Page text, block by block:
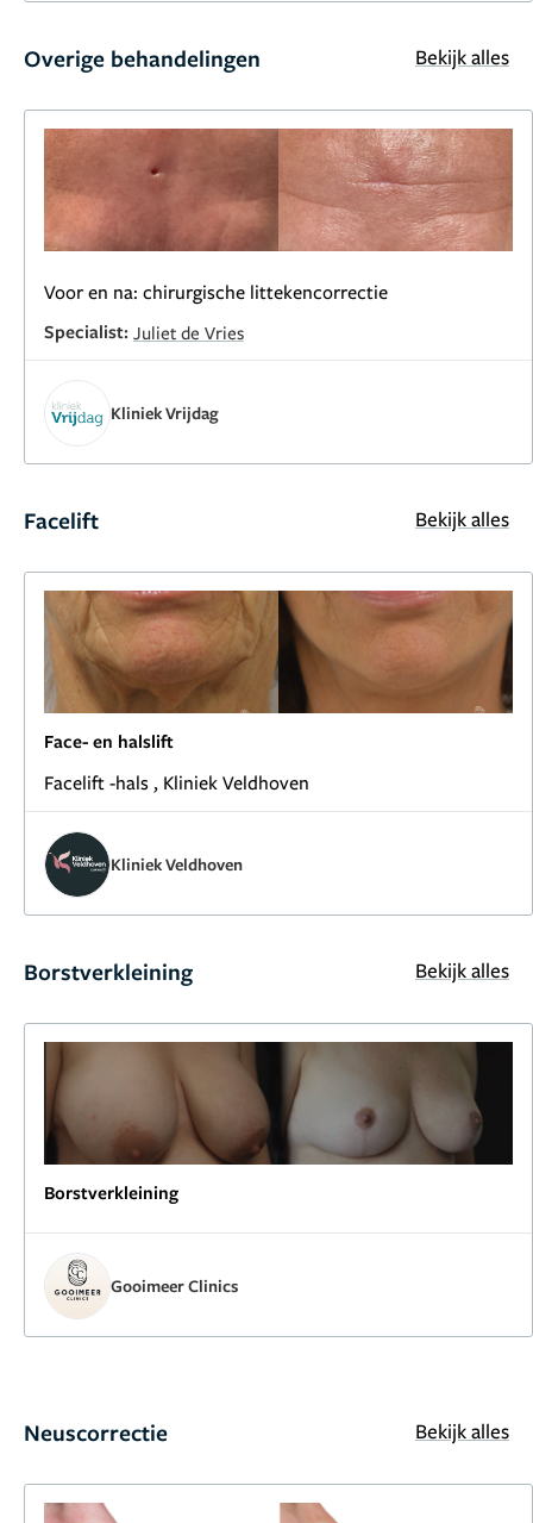
Overige behandelingen Bekijk alles
Voor en na: chirurgische littekencorrectie
Specialist: Juliet de Vries
Kliniek Vrijdag
Facelift Bekijk alles
Face- en halslift
Facelift -hals , Kliniek Veldhoven
Kliniek Veldhoven
Borstverkleining Bekijk alles
Borstverkleining
Gooimeer Clinics
Neuscorrectie Bekijk alles